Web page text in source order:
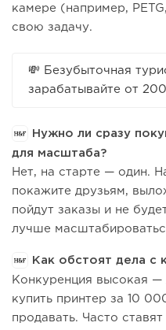
камере (например,
свою задачу.
💸 Безубыточная
зарабатывайте от
Нужно ли сразу
для масштаба?
Нет, на старте — один.
покажите друзьям,
пойдут заказы и не
лучше
Как обстоят дела с
Конкуренция высокая
купить принтер за 10
продавать. Часто